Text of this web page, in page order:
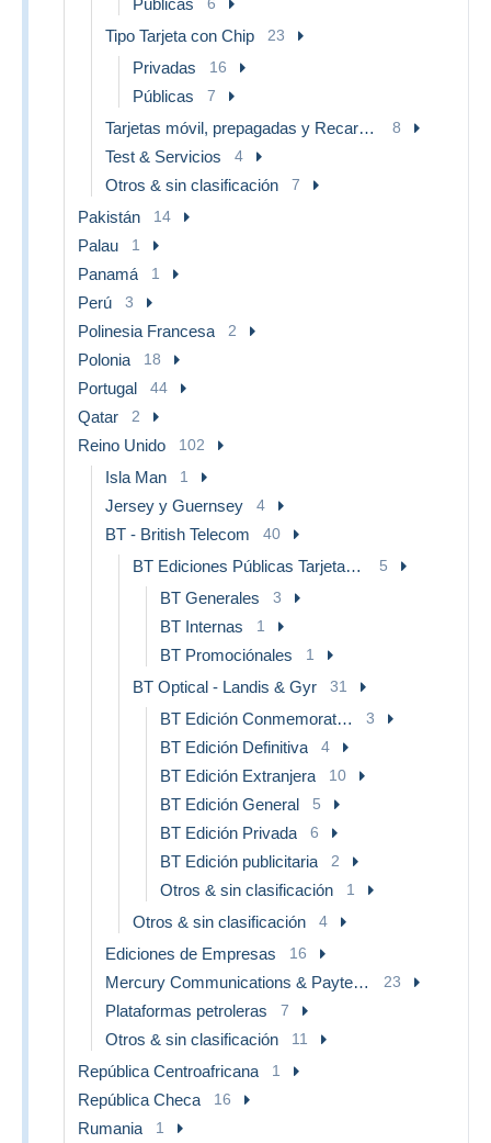
Tipo Tarjeta con Chip 23
Privadas 16
Públicas 7
Tarjetas móvil, prepagadas y Recargos 8
Test & Servicios 4
Otros & sin clasificación 7
Pakistán 14
Palau 1
Panamá 1
Perú 3
Polinesia Francesa 2
Polonia 18
Portugal 44
Qatar 2
Reino Unido 102
Isla Man 1
Jersey y Guernsey 4
BT - British Telecom 40
BT Ediciones Públicas Tarjetas con Chip 5
BT Generales 3
BT Internas 1
BT Promociónales 1
BT Optical - Landis & Gyr 31
BT Edición Conmemorativa 3
BT Edición Definitiva 4
BT Edición Extranjera 10
BT Edición General 5
BT Edición Privada 6
BT Edición publicitaria 2
Otros & sin clasificación 1
Otros & sin clasificación 4
Ediciones de Empresas 16
Mercury Communications & Paytelco 23
Plataformas petroleras 7
Otros & sin clasificación 11
República Centroafricana 1
República Checa 16
Rumania 1